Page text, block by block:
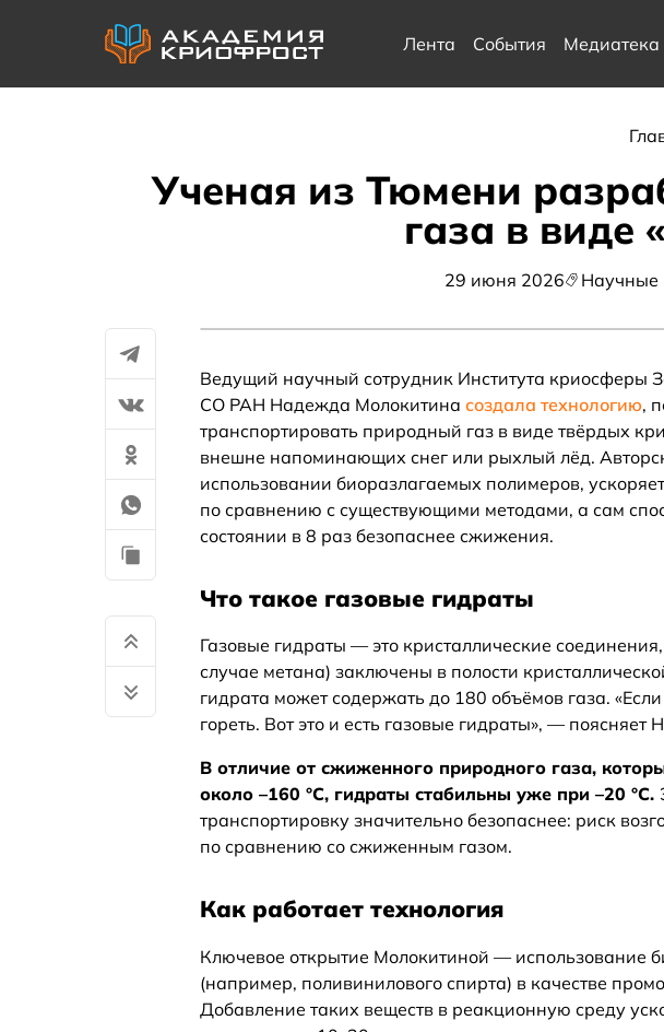
Лента События Медиатека
Ученая из Тюмени
газа в виде
29 июня 2026 Научные
Ведущий научный сотрудник Института криосферы
СО РАН Надежда Молокитина создала технологию,
транспортировать природный газ в виде твёрдых
внешне напоминающих снег или рыхлый лёд.
использовании биоразлагаемых полимеров,
по сравнению с существующими методами, а сам
состоянии в 8 раз безопаснее сжижения.
Что такое газовые гидраты
Газовые гидраты — это кристаллические
случае метана) заключены в полости
гидрата может содержать до 180 объёмов газа.
гореть. Вот это и есть газовые гидраты», —
В отличие от сжиженного природного газа,
около –160 °C, гидраты стабильны уже при –20 °C.
транспортировку значительно безопаснее: риск
по сравнению со сжиженным газом.
Как работает технология
Ключевое открытие Молокитиной — использование
(например, поливинилового спирта) в качестве
Добавление таких веществ в реакционную среду